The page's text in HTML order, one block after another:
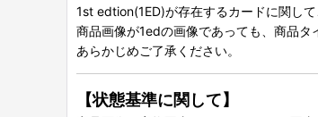
1st edtion(1ED)が存在するカードに関し
商品画像が1edの画像であっても、商品タ
あらかじめご了承ください。
【状態基準に関して】